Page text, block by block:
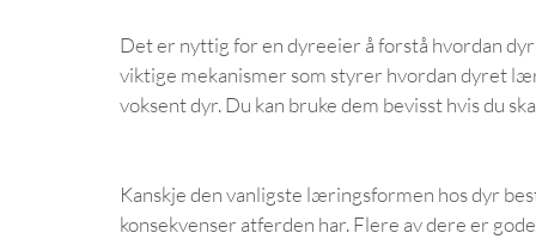
Det er nyttig for en dyreeier å forstå hvordan
viktige mekanismer som styrer hvordan dyret
voksent dyr. Du kan bruke dem bevisst hvis du
Kanskje den vanligste læringsformen hos dyr
konsekvenser atferden har. Flere av dere er